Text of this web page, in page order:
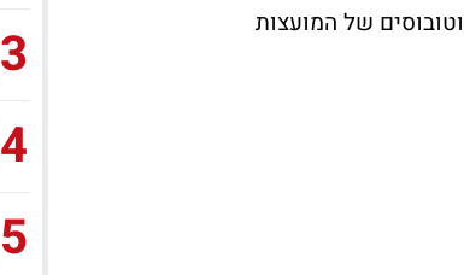
פועלים כ-1,850 אוטובוסים להסעות תלמידים, מתוכם כ-650 אוטובוסים של המועצות
3
4
5